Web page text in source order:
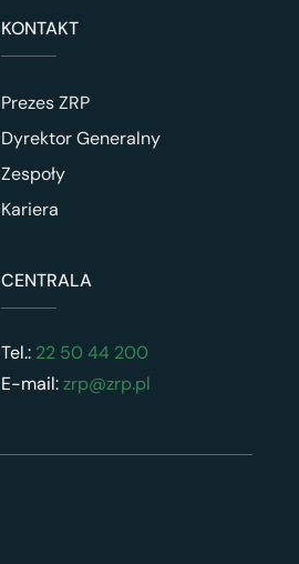
KONTAKT
Prezes ZRP
Dyrektor Generalny
Zespoły
Kariera
CENTRALA
Tel.:22 50 44 200
E-mail:zrp@zrp.pl